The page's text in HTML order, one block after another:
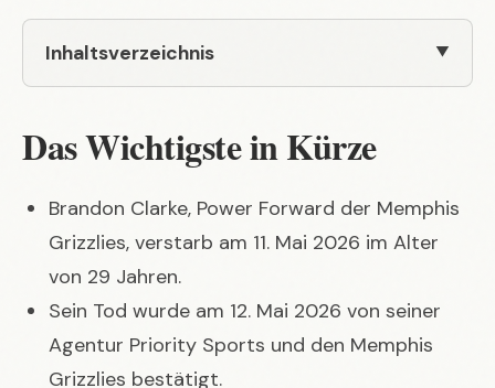
Inhaltsverzeichnis
Das Wichtigste in Kürze
Brandon Clarke, Power Forward der Memphis
Grizzlies, verstarb am 11. Mai 2026 im Alter
von 29 Jahren.
Sein Tod wurde am 12. Mai 2026 von seiner
Agentur Priority Sports und den Memphis
Grizzlies bestätigt.